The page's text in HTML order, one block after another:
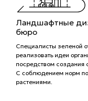
Ландшафтные
бюро
Специалисты зеленой
реализовать идеи
посредством создания
С соблюдением норм
растениями.